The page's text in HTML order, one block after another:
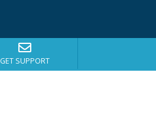
GET SUPPORT